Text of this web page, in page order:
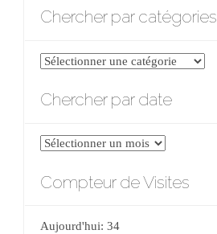
Chercher par catégories
Chercher
catégories
Chercher par date
Chercher
date
Compteur de Visites
Aujourd'hui: 34